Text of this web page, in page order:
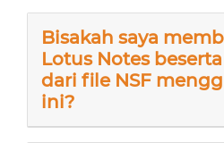
Bisakah saya
Lotus Notes
dari file NSF
ini?